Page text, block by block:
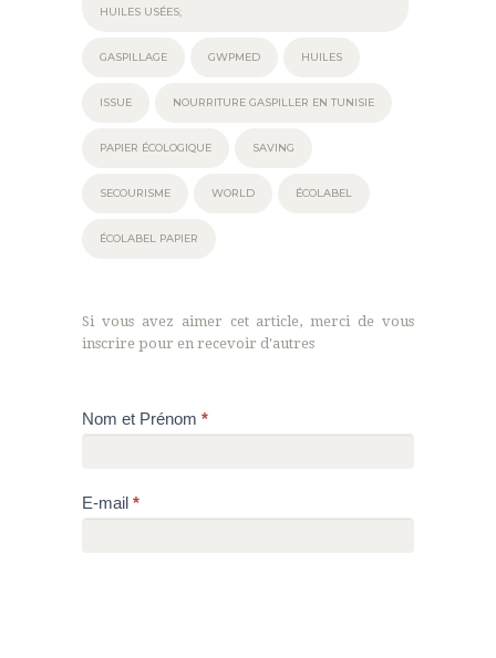
HUILES USÉES;
GASPILLAGE GWPMED HUILES
ISSUE NOURRITURE GASPILLER EN TUNISIE
PAPIER ÉCOLOGIQUE SAVING
SECOURISME WORLD ÉCOLABEL
ÉCOLABEL PAPIER
Si vous avez aimer cet article, merci de vous
inscrire pour en recevoir d'autres
Article
Nom et Prénom *
E-mail *